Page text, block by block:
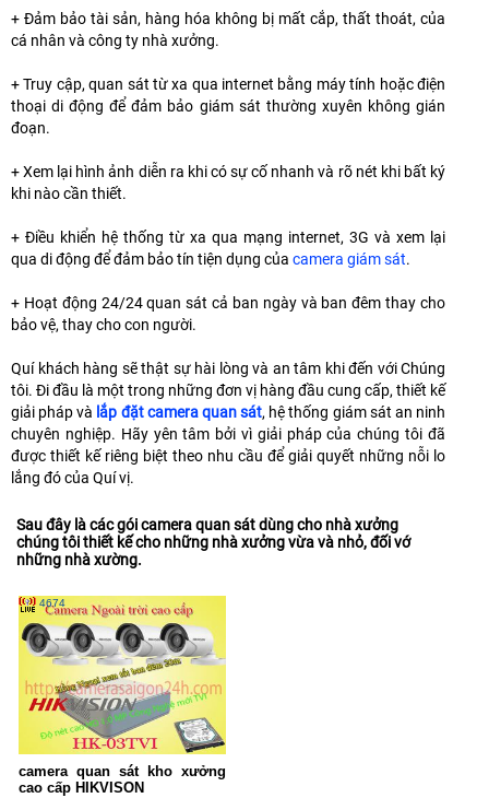
+ Đảm bảo tài sản, hàng hóa không bị mất cắp, thất thoát, của
cá nhân và công ty nhà xưởng.
+ Truy cập, quan sát từ xa qua internet bằng máy tính hoặc điện
thoại di động để đảm bảo giám sát thường xuyên không gián
đoạn.
+ Xem lại hình ảnh diễn ra khi có sự cố nhanh và rõ nét khi bất ký
khi nào cần thiết.
+ Điều khiển hệ thống từ xa qua mạng internet, 3G và xem lại
qua di động để đảm bảo tín tiện dụng của camera giám sát.
+ Hoạt động 24/24 quan sát cả ban ngày và ban đêm thay cho
bảo vệ, thay cho con người.
Quí khách hàng sẽ thật sự hài lòng và an tâm khi đến với Chúng
tôi. Đi đầu là một trong những đơn vị hàng đầu cung cấp, thiết kế
giải pháp và lắp đặt camera quan sát, hệ thống giám sát an ninh
chuyên nghiệp. Hãy yên tâm bởi vì giải pháp của chúng tôi đã
được thiết kế riêng biệt theo nhu cầu để giải quyết những nỗi lo
lắng đó của Quí vị.
Sau đây là các gói camera quan sát dùng cho nhà xưởng
chúng tôi thiết kế cho những nhà xưởng vừa và nhỏ, đối vớ
những nhà xường.
4674
camera quan sát kho xưởng
cao cấp HIKVISON